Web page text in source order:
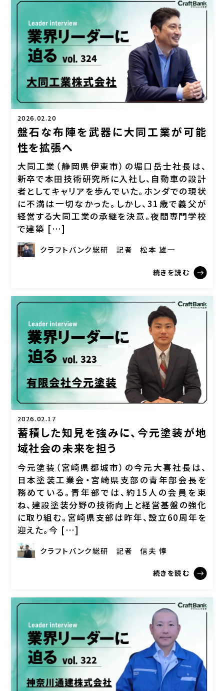
2026.02.20
盤石な布陣を武器に大同工業が可能
性を拡張へ
大同工業（静岡県伊東市）の堀口岳士社長は、
新卒で本田技術研究所に入社し、自動車の設計
者としてキャリアを歩んでいた。ホンダでの現状
に不満は一切なかった。しかし、31歳で義父が
経営する大同工業の承継を決意。夜間専門学校
で建築 […]
クラフトバンク総研 記者 松本 雄一
続きを読む
2026.02.17
蓄積した知見を強みに、今元塗装が地
域社会の未来を担う
今元塗装（宮崎県都城市）の今元大喜社長は、
日本塗装工業会・宮崎県支部の青年部会長を
務めている。青年部では、約15人の会員を束
ね、建設塗装分野の技術向上と経営基盤の強化
に取り組む。宮崎県支部は昨年、設立60周年を
迎えた。今 […]
クラフトバンク総研 記者 信夫 惇
続きを読む